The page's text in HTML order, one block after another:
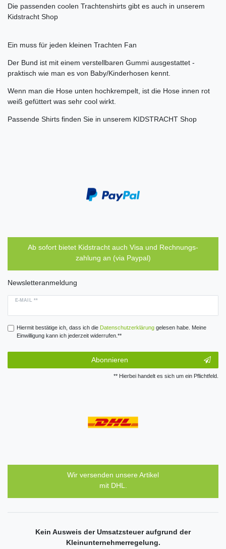
Die passenden coolen Trachtenshirts gibt es auch in unserem
Kidstracht Shop
Ein muss für jeden kleinen Trachten Fan
Der Bund ist mit einem verstellbaren Gummi ausgestattet -
praktisch wie man es von Baby/Kinderhosen kennt.
Wenn man die Hose unten hochkrempelt, ist die Hose innen rot
weiß gefüttert was sehr cool wirkt.
Passende Shirts finden Sie in unserem KIDSTRACHT Shop
Ab sofort bietet Kidstracht auch Visa und Rechnungs-
zahlung an (via Paypal)
Newsletteranmeldung
E-MAIL **
Hiermit bestätige ich, dass ich die Daten­schutz­erklärunggelesen habe. Meine
Einwilligung kann ich jederzeit widerrufen.**
Abonnieren
** Hierbei handelt es sich um ein Pflichtfeld.
Wir versenden unsere Artikel
mit DHL.
Kein Ausweis der Umsatzsteuer aufgrund der
Kleinunternehmerregelung.